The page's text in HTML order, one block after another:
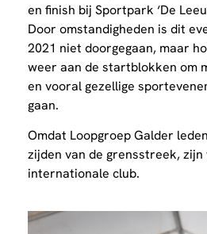
en finish bij Sportpark ‘De
Door omstandigheden is dit
2021 niet doorgegaan, maar
weer aan de startblokken om
en vooral gezellige
gaan.
Omdat Loopgroep Galder
zijden van de grensstreek, zijn
internationale club.